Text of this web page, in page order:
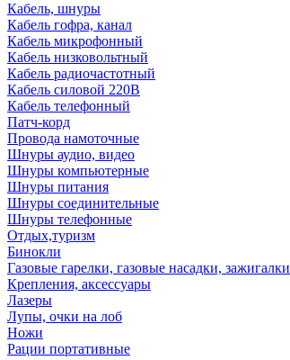
Кабель, шнуры
Кабель гофра, канал
Кабель микрофонный
Кабель низковольтный
Кабель радиочастотный
Кабель силовой 220В
Кабель телефонный
Патч-корд
Провода намоточные
Шнуры аудио, видео
Шнуры компьютерные
Шнуры питания
Шнуры соединительные
Шнуры телефонные
Отдых,туризм
Бинокли
Газовые гарелки, газовые насадки, зажигалки
Крепления, аксессуары
Лазеры
Лупы, очки на лоб
Ножи
Рации портативные